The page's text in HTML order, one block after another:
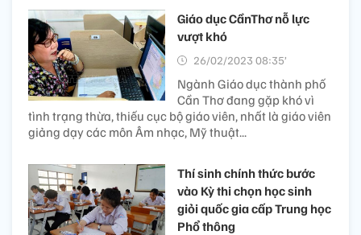
Giáo dục CầnThơ nỗ lực
vượt khó
26/02/2023 08:35’
Ngành Giáo dục thành phố
Cần Thơ đang gặp khó vì
tình trạng thừa, thiếu cục bộ giáo viên, nhất là giáo viên
giảng dạy các môn Âm nhạc, Mỹ thuật...
Thí sinh chính thức bước
vào Kỳ thi chọn học sinh
giỏi quốc gia cấp Trung học
Phổ thông